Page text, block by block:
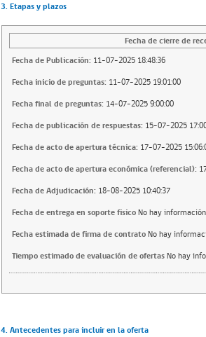
3. Etapas y plazos
Fecha de cierre de
Fecha de Publicación: 11-07-2025 18:48:36
Fecha inicio de preguntas: 11-07-2025 19:01:00
Fecha final de preguntas: 14-07-2025 9:00:00
Fecha de publicación de respuestas: 15-07-2025
Fecha de acto de apertura técnica: 17-07-2025
Fecha de acto de apertura económica (referencial):
Fecha de Adjudicación: 18-08-2025 10:40:37
Fecha de entrega en soporte fisicoNo hay información
Fecha estimada de firma de contratoNo hay
Tiempo estimado de evaluación de ofertasNo hay
4. Antecedentes para incluir en la oferta